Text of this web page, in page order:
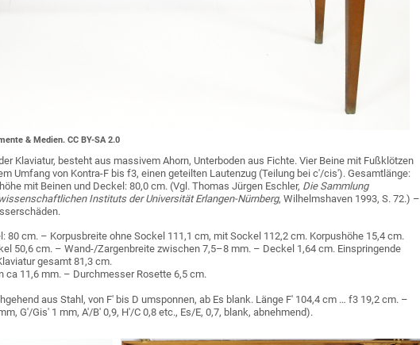
& Medien. CC BY-SA 2.0
Klaviatur, besteht aus massivem Ahorn, Unterboden aus Fichte. Vier Beine mit Fußklötzen
Umfang von Kontra-F bis f3, einen geteilten Lautenzug (Teilung bei c'/cis'). Gesamtlänge:
mit Beinen und Deckel: 80,0 cm. (Vgl. Thomas Jürgen Eschler, Die Sammlung
Instituts der Universität Erlangen-Nürnberg, Wilhelmshaven 1993, S. 72.) –
80 cm. – Korpusbreite ohne Sockel 111,1 cm, mit Sockel 112,2 cm. Korpushöhe 15,4 cm.
50,6 cm. – Wand-/Zargenbreite zwischen 7,5–8 mm. – Deckel 1,64 cm. Einspringende
gesamt 81,3 cm.
ca 11,6 mm. – Durchmesser Rosette 6,5 cm.
aus Stahl, von F' bis D umsponnen, ab Es blank. Länge F' 104,4 cm … f3 19,2 cm. –
G'/Gis' 1 mm, A'/B' 0,9, H'/C 0,8 etc., Es/E, 0,7, blank, abnehmend).